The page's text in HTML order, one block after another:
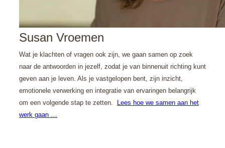
Susan Vroemen
Wat je klachten of vragen ook zijn, we gaan samen op zoek
naar de antwoorden in jezelf, zodat je van binnenuit richting kunt
geven aan je leven. Als je vastgelopen bent, zijn inzicht,
emotionele verwerking en integratie van ervaringen belangrijk
om een volgende stap te zetten.
Lees hoe we samen aan het
werk gaan …